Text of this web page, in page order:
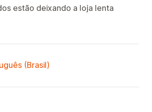
estão deixando a loja lenta
(Brasil)